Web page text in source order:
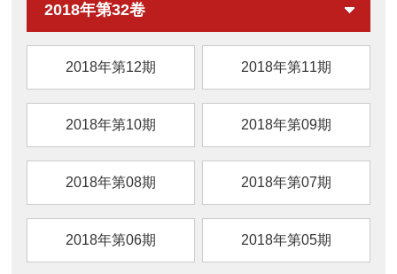
2018年第32卷
2018年第12期 2018年第11期
2018年第10期 2018年第09期
2018年第08期 2018年第07期
2018年第06期 2018年第05期